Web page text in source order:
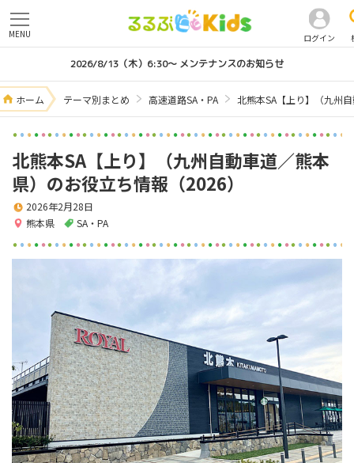
ログイン
MENU
2026/8/13（木）6:30～ メンテナンスのお知らせ
ホーム テーマ別まとめ 高速道路SA・PA 北熊本SA【上り】（九州
北熊本SA【上り】（九州自動車道／熊本
県）のお役立ち情報（2026）
熊本県 SA・PA
2026年2月28日